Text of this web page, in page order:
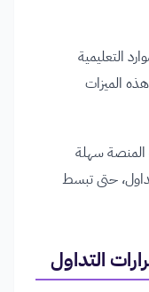
التعليمية
الميزات
سهلة
حتى تبسط
التداول